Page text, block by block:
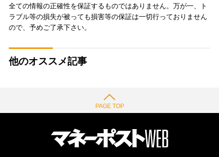
全ての情報の正確性を保証するものではありません。万が一、ト
ラブル等の損失が被っても損害等の保証は一切行っておりません
ので、予めご了承下さい。
他のオススメ記事
PAGE TOP